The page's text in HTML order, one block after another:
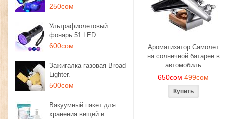
250сом
Ультрафиолетовый
фонарь 51 LED
600сом
Зажигалка газовая Broad
Lighter.
500сом
Вакуумный пакет для
хранения вещей и
Ароматизатор Самолет
на солнечной батарее в
автомобиль
650сом 499сом